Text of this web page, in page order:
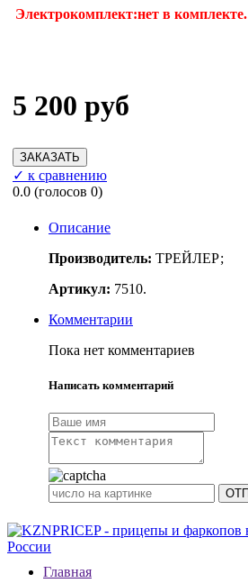
Электрокомплект:нет в комплекте.
5 200 руб
✓ к сравнению
0.0 (голосов 0)
Описание
Производитель: ТРЕЙЛЕР;
Артикул: 7510.
Комментарии
Пока нет комментариев
Написать комментарий
Главная